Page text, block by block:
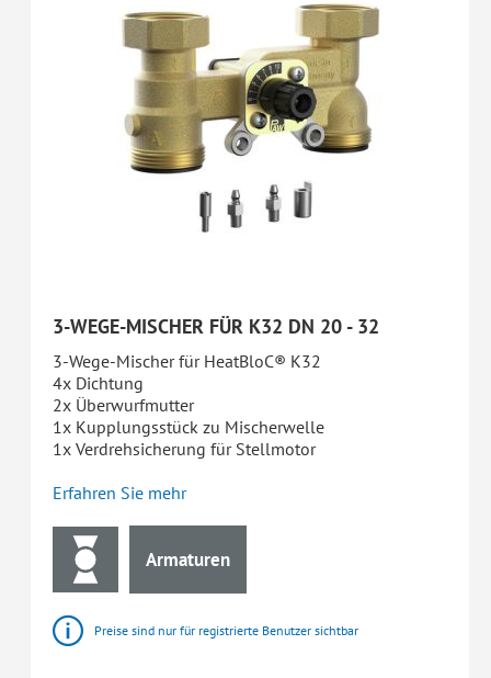
3-WEGE-MISCHER FÜR K32 DN 20 - 32
3-Wege-Mischer für HeatBloC® K32
4x Dichtung
2x Überwurfmutter
1x Kupplungsstück zu Mischerwelle
1x Verdrehsicherung für Stellmotor
Erfahren Sie mehr
Armaturen
Preise sind nur für registrierte Benutzer sichtbar